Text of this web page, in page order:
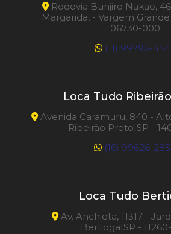
Rodovia Bunjiro Nakao,
Margarida, - Vargem
06730-000
(11) 99796-
Loca Tudo
Avenida Caramuru, 840 -
Ribeirão Preto|SP -
(16) 99626-
Loca Tudo
Av. Anchieta, 11317 -
Bertioga|SP -